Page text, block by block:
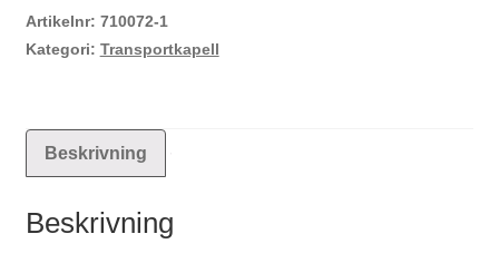
Como
mängd
Artikelnr: 710072-1
Kategori: Transportkapell
Beskrivning
Beskrivning